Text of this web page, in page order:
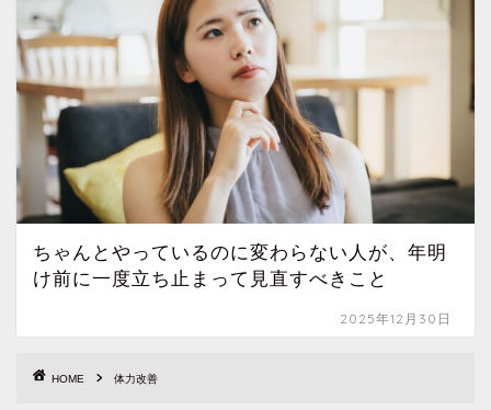
ちゃんとやっているのに変わらない人が、年明
け前に一度立ち止まって見直すべきこと
2025年12月30日
HOME 体力改善